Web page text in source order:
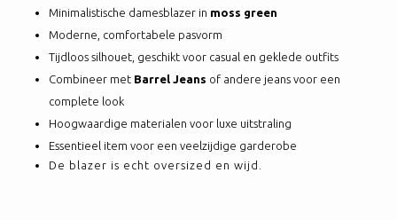
Minimalistische damesblazer in moss green
Moderne, comfortabele pasvorm
Tijdloos silhouet, geschikt voor casual en geklede outfits
Combineer met Barrel Jeans of andere jeans voor een
complete look
Hoogwaardige materialen voor luxe uitstraling
Essentieel item voor een veelzijdige garderobe
De blazer is echt oversized en wijd.